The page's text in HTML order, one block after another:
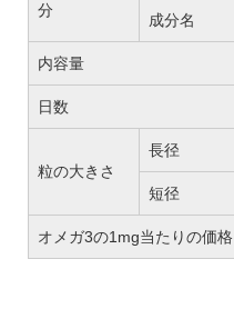
分
成分名
内容量
日数
粒の大きさ
長径
短径
オメガ3の1mg当たりの価格